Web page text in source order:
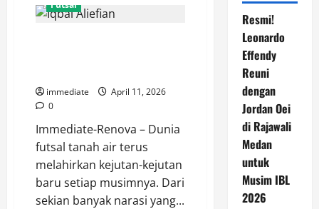
Futsal
immediate
April 11, 2026
0
Immediate-Renova – Dunia
futsal tanah air terus
melahirkan kejutan-kejutan
baru setiap musimnya. Dari
sekian banyak narasi yang...
Resmi!
Leonardo
Effendy
Reuni
dengan
Jordan Oei
di Rajawali
Medan
untuk
Musim IBL
2026